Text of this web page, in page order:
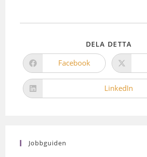
DELA DETTA
Facebook
LinkedIn
Jobbguiden